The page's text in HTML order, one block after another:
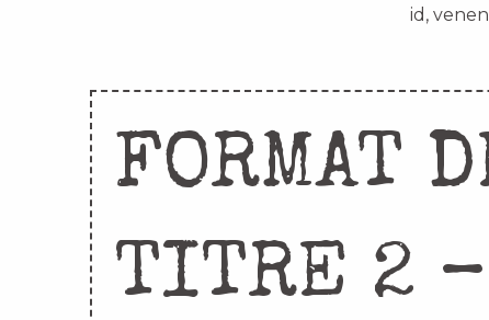
id,
FORMAT
TITRE 2 –